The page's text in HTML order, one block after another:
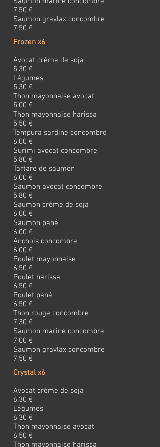
7,50 €
Saumon gravlax concombre
7,50 €
Frozen x6
Avocat crème de soja
5,30 €
Légumes
5,30 €
Thon mayonnaise avocat
5,00 €
Thon mayonnaise harissa
5,50 €
Tempura sardine concombre
6.00 €
Surimi avocat concombre
5,80 €
Tartare de saumon
6,00 €
Saumon avocat concombre
5,80 €
Saumon crème de soja
6,00 €
Saumon pané
6,00 €
Anchois concombre
6,00 €
Poulet mayonnaise
6,50 €
Poulet harissa
6,50 €
Poulet pané
6,50 €
Thon rouge concombre
7,30 €
Saumon mariné concombre
7,00 €
Saumon gravlax concombre
7,50 €
Crystal x6
Avocat crème de soja
6,30 €
Légumes
6,30 €
Thon mayonnaise avocat
6,50 €